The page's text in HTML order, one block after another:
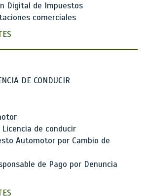
Digital de Impuestos
comerciales
DE CONDUCIR
de conducir
Automotor por Cambio de
de Pago por Denuncia